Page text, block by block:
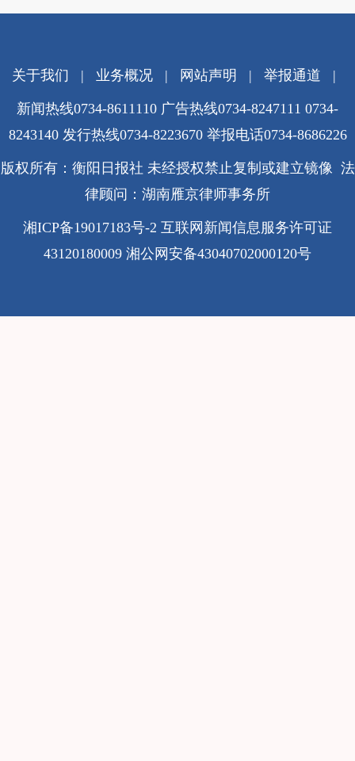
关于我们 | 业务概况| 网站声明 | 举报通道 |
新闻热线0734-8611110 广告热线0734-8247111 0734-
8243140 发行热线0734-8223670 举报电话0734-8686226
版权所有：衡阳日报社 未经授权禁止复制或建立镜像 法
律顾问：湖南雁京律师事务所
湘ICP备19017183号-2 互联网新闻信息服务许可证
43120180009 湘公网安备43040702000120号